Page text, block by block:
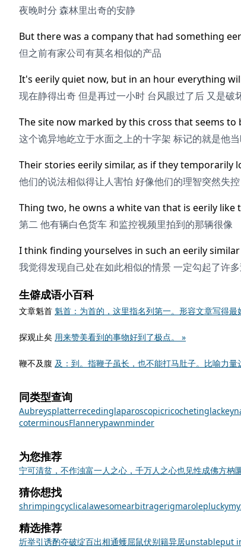
夜晚时分 森林里出奇的安静
But there was a company that had something
但之前有家公司有莫名相似的产品
It's eerily quiet now, but in an hour everything
现在静得出奇 但是再过一小时 台风眼过了后 又是破
The site now marked by this cross that seems
这个诡异地屹立于水面之上的十字架 标记的就是他
Their stories eerily similar, as if they
他们的说法相似得让人害怕 好像他们的理智突然失
Thing two, he owns a white van that is eerily
第二 他有辆白色货车 和监控视频里拍到的那辆很像
I think finding yourselves in such an eerily
我觉得发现自己处在如此相似的情景 一定勾起了许
生僻成语小百科
文章魁首 魁首：为首的，这里指名列第一。形容文章写得最
探观止矣 用来赞美看到的事物好到了极点。 »
鞭不及腹 及：到。指鞭子虽长，也不能打马肚子。比喻力量
同类型查询
Aubreysplatterrecedinglaparoscopicricochetinglackey
coterminousFlannerypawnminder
为您推荐
宁可清贫，不作浊富一人之心，千万人之心也见性成佛方枘
猜你想找
shrimpingcyclicalawesomearbitragerigmaroleplucky
精选推荐
圻举引诱酌夺破绽百出相通蠖屈鼠伏别籍异居unstableput